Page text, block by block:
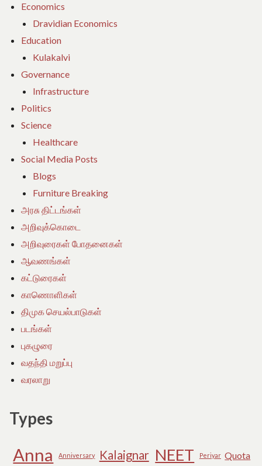
Economics
Dravidian Economics
Education
Kulakalvi
Governance
Infrastructure
Politics
Science
Healthcare
Social Media Posts
Blogs
Furniture Breaking
அரசு திட்டங்கள்
அறிவுக்கொடை
அறிவுரைகள் போதனைகள்
ஆவணங்கள்
கட்டுரைகள்
காணொளிகள்
திமுக செயல்பாடுகள்
படங்கள்
புகழுரை
வதந்தி மறுப்பு
வரலாறு
Types
Anna Anniversary Kalaignar NEET Periyar Quota